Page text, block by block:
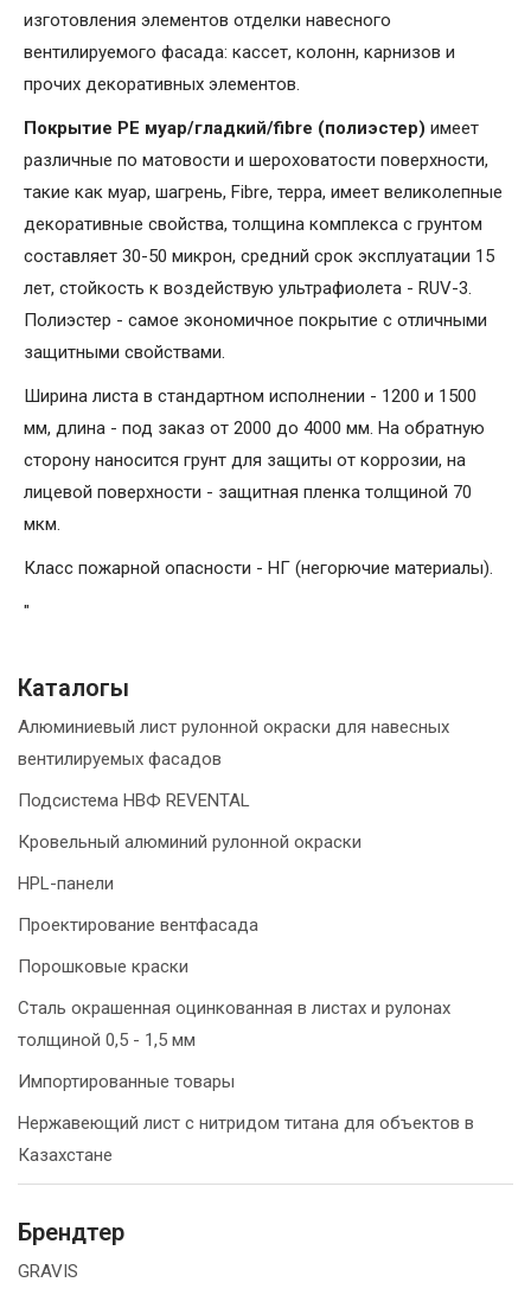
изготовления элементов отделки навесного
вентилируемого фасада: кассет, колонн, карнизов и
прочих декоративных элементов.
Покрытие PE муар/гладкий/fibre (полиэстер) имеет
различные по матовости и шероховатости поверхности,
такие как муар, шагрень, Fibrе, терра, имеет великолепные
декоративные свойства, толщина комплекса с грунтом
составляет 30-50 микрон, средний срок эксплуатации 15
лет, стойкость к воздействую ультрафиолета - RUV-3.
Полиэстер - самое экономичное покрытие с отличными
защитными свойствами.
Ширина листа в стандартном исполнении - 1200 и 1500
мм, длина - под заказ от 2000 до 4000 мм. На обратную
сторону наносится грунт для защиты от коррозии, на
лицевой поверхности - защитная пленка толщиной 70
мкм.
Класс пожарной опасности - НГ (негорючие материалы).
"
Каталогы
Алюминиевый лист рулонной окраски для навесных
вентилируемых фасадов
Подсистема НВФ REVENTAL
Кровельный алюминий рулонной окраски
HPL-панели
Проектирование вентфасада
Порошковые краски
Сталь окрашенная оцинкованная в листах и рулонах
толщиной 0,5 - 1,5 мм
Импортированные товары
Нержавеющий лист с нитридом титана для объектов в
Казахстане
Брендтер
GRAVIS